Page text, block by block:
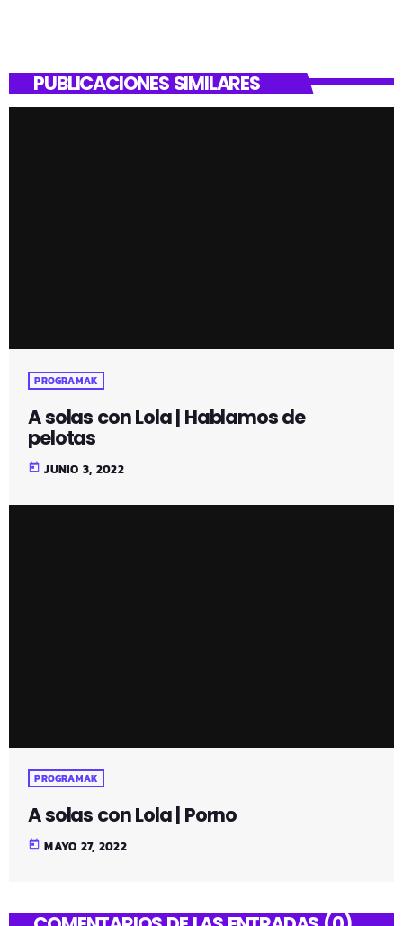
PUBLICACIONES SIMILARES
PROGRAMAK
A solas con Lola | Hablamos de
pelotas
today JUNIO 3, 2022
PROGRAMAK
A solas con Lola | Porno
today MAYO 27, 2022